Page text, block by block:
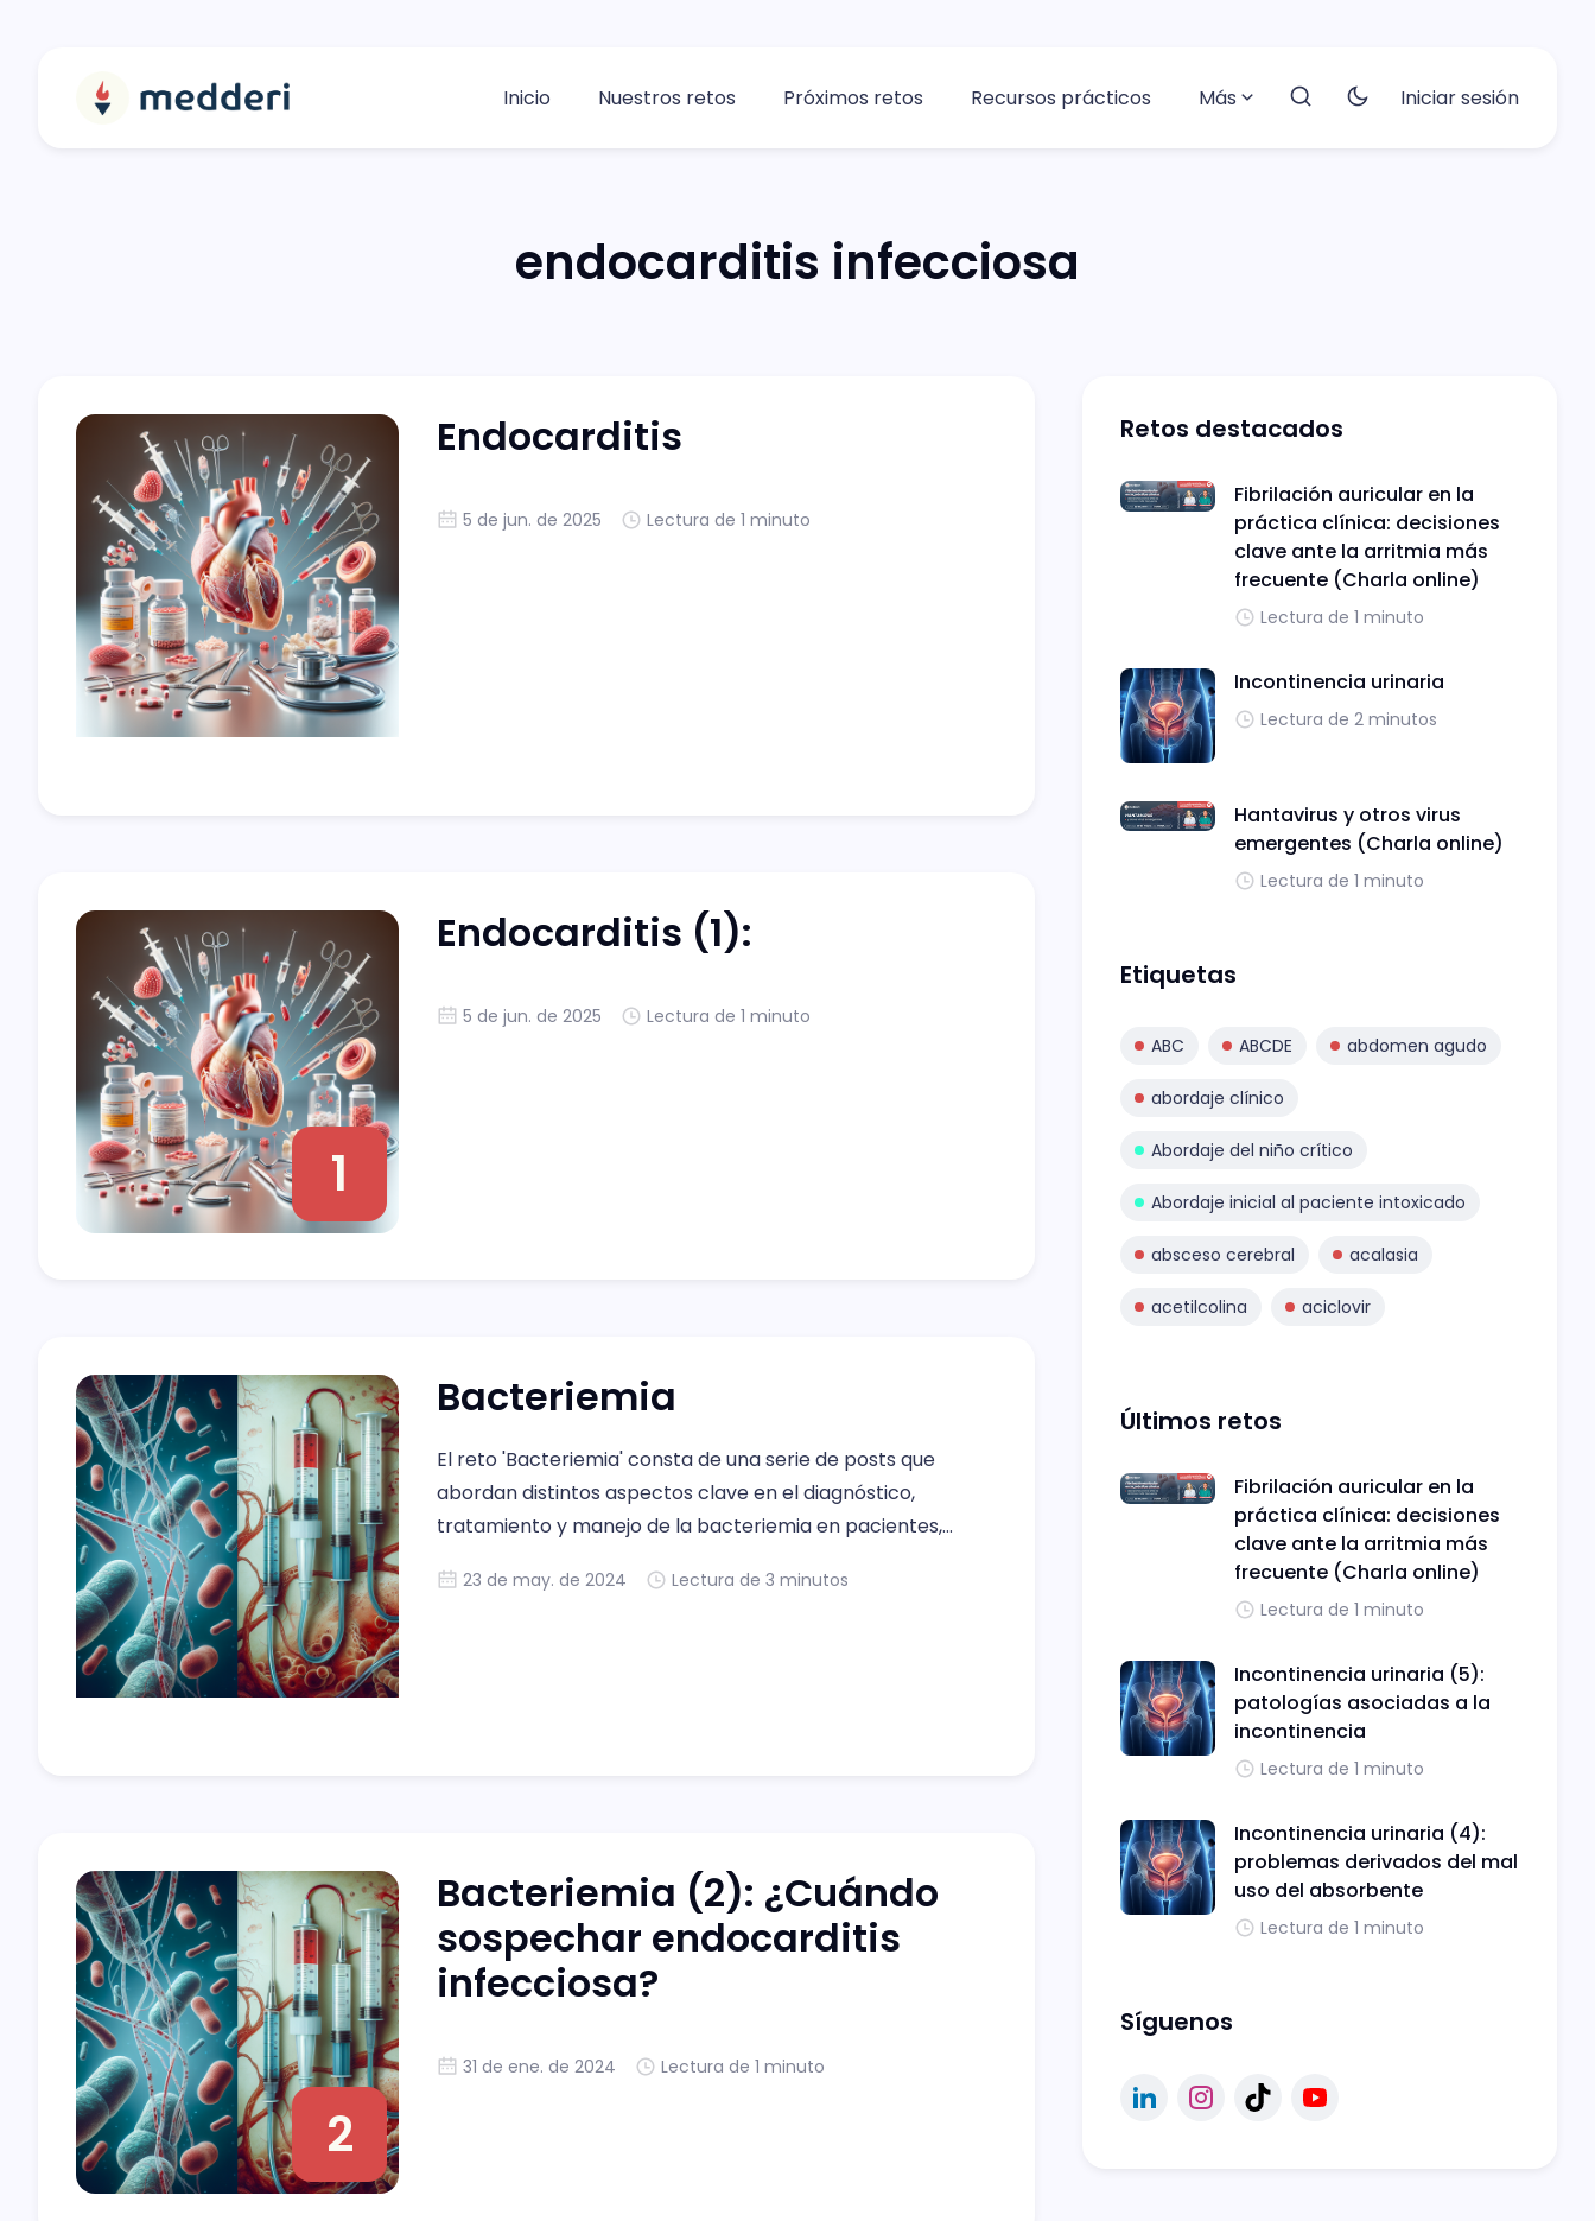
Inicio Nuestros retos Próximos retos Recursos prácticos Más Iniciar sesión
endocarditis infecciosa
Endocarditis
5 de jun. de 2025 Lectura de 1 minuto
1
Endocarditis (1):
5 de jun. de 2025 Lectura de 1 minuto
Bacteriemia
El reto 'Bacteriemia' consta de una serie de posts que
abordan distintos aspectos clave en el diagnóstico,
tratamiento y manejo de la bacteriemia en pacientes,
formación.
23 de may. de 2024 Lectura de 3 minutos
2
Bacteriemia (2): ¿Cuándo
sospechar endocarditis
infecciosa?
31 de ene. de 2024 Lectura de 1 minuto
Retos destacados
Fibrilación auricular en la
práctica clínica: decisiones
clave ante la arritmia más
frecuente (Charla online)
Lectura de 1 minuto
Incontinencia urinaria
Lectura de 2 minutos
Hantavirus y otros virus
emergentes (Charla online)
Lectura de 1 minuto
Etiquetas
ABC ABCDE abdomen agudo
abordaje clínico
Abordaje del niño crítico
Abordaje inicial al paciente intoxicado
absceso cerebral acalasia
acetilcolina aciclovir
Últimos retos
Fibrilación auricular en la
práctica clínica: decisiones
clave ante la arritmia más
frecuente (Charla online)
Lectura de 1 minuto
Incontinencia urinaria (5):
patologías asociadas a la
incontinencia
Lectura de 1 minuto
Incontinencia urinaria (4):
problemas derivados del mal
uso del absorbente
Lectura de 1 minuto
Síguenos